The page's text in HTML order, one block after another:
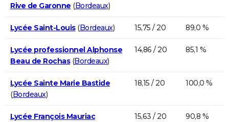
Rive de Garonne (Bordeaux)
Lycée Saint-Louis(Bordeaux) 15,75 / 20 89,0 %
Lycée professionnel Alphonse
Beau de Rochas(Bordeaux)
14,86 / 20 85,1 %
Lycée Sainte Marie Bastide
(Bordeaux)
18,15 / 20 100,0 %
Lycée François Mauriac
15,63 / 20 90,8 %